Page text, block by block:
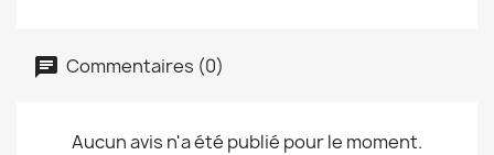
Commentaires (0)
Aucun avis n'a été publié pour le moment.